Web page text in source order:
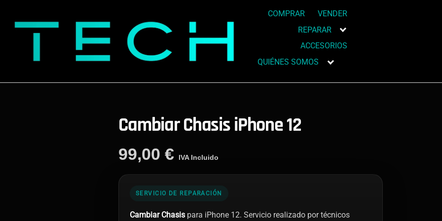
COMPRAR
VENDER
REPARAR
ACCESORIOS
QUIÉNES SOMOS
Cambiar Chasis iPhone 12
99,00 € IVA Incluido
SERVICIO DE REPARACIÓN
Cambiar Chasis para iPhone 12. Servicio realizado por técnicos